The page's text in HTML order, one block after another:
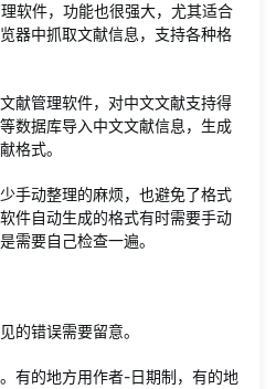
软件，功能也很强大，尤其适合
器中抓取文献信息，支持各种格
献管理软件，对中文文献支持得
数据库导入中文文献信息，生成
格式。
手动整理的麻烦，也避免了格式
件自动生成的格式有时需要手动
需要自己检查一遍。
的错误需要留意。
有的地方用作者-日期制，有的地